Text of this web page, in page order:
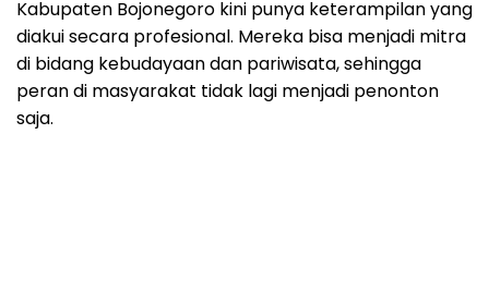
Kabupaten Bojonegoro kini punya keterampilan yang
diakui secara profesional. Mereka bisa menjadi mitra
di bidang kebudayaan dan pariwisata, sehingga
peran di masyarakat tidak lagi menjadi penonton
saja.